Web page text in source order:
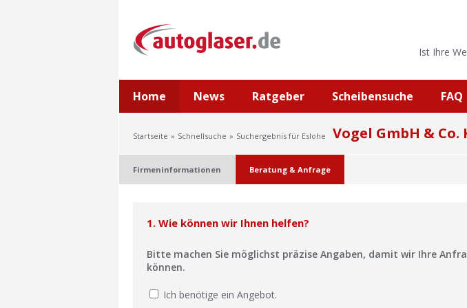
Ist Ihre
Home News Ratgeber Scheibensuche FAQ
Startseite Schnellsuche Suchergebnis für Eslohe Vogel GmbH & Co.
Firmeninformationen Beratung & Anfrage
1. Wie können wir Ihnen helfen?
Bitte machen Sie möglichst präzise Angaben, damit wir Ihre
können.
Ich benötige ein Angebot.